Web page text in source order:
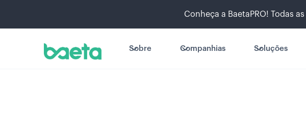
Conheça a BaetaPRO! Todas
Sobre Companhias Soluções